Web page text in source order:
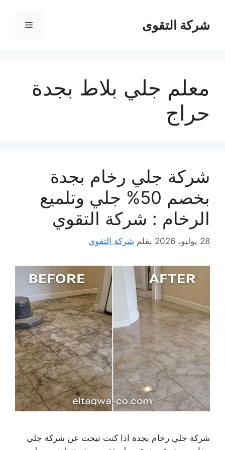
المحتوىشركة التقوى القائمة
معلم جلي بلاط بجدة
حراج
شركة جلي رخام بجدة
بخصم 50% جلي وتلميع
الرخام : شركة التقوي
28 يوليو، 2026 بقلم شركة التقوي
شركة جلي رخام بجدة اذا كنت تبحث عن شركة جلي